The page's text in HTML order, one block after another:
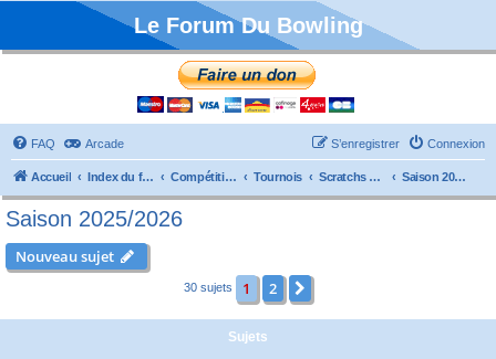
Le Forum Du Bowling
FAQ Arcade Connexion
S’enregistrer
Accueil Index du forum Compétitions Tournois Scratchs et Internationaux Saison 2025/2026
Saison 2025/2026
Nouveau sujet
30 sujets 1 2
Sujets